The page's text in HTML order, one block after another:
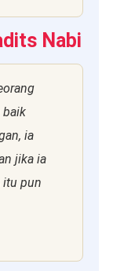
Nabi
baik
ia
jika ia
itu pun